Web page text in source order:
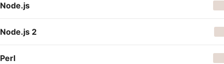
Node.js
Node.js 2
Perl